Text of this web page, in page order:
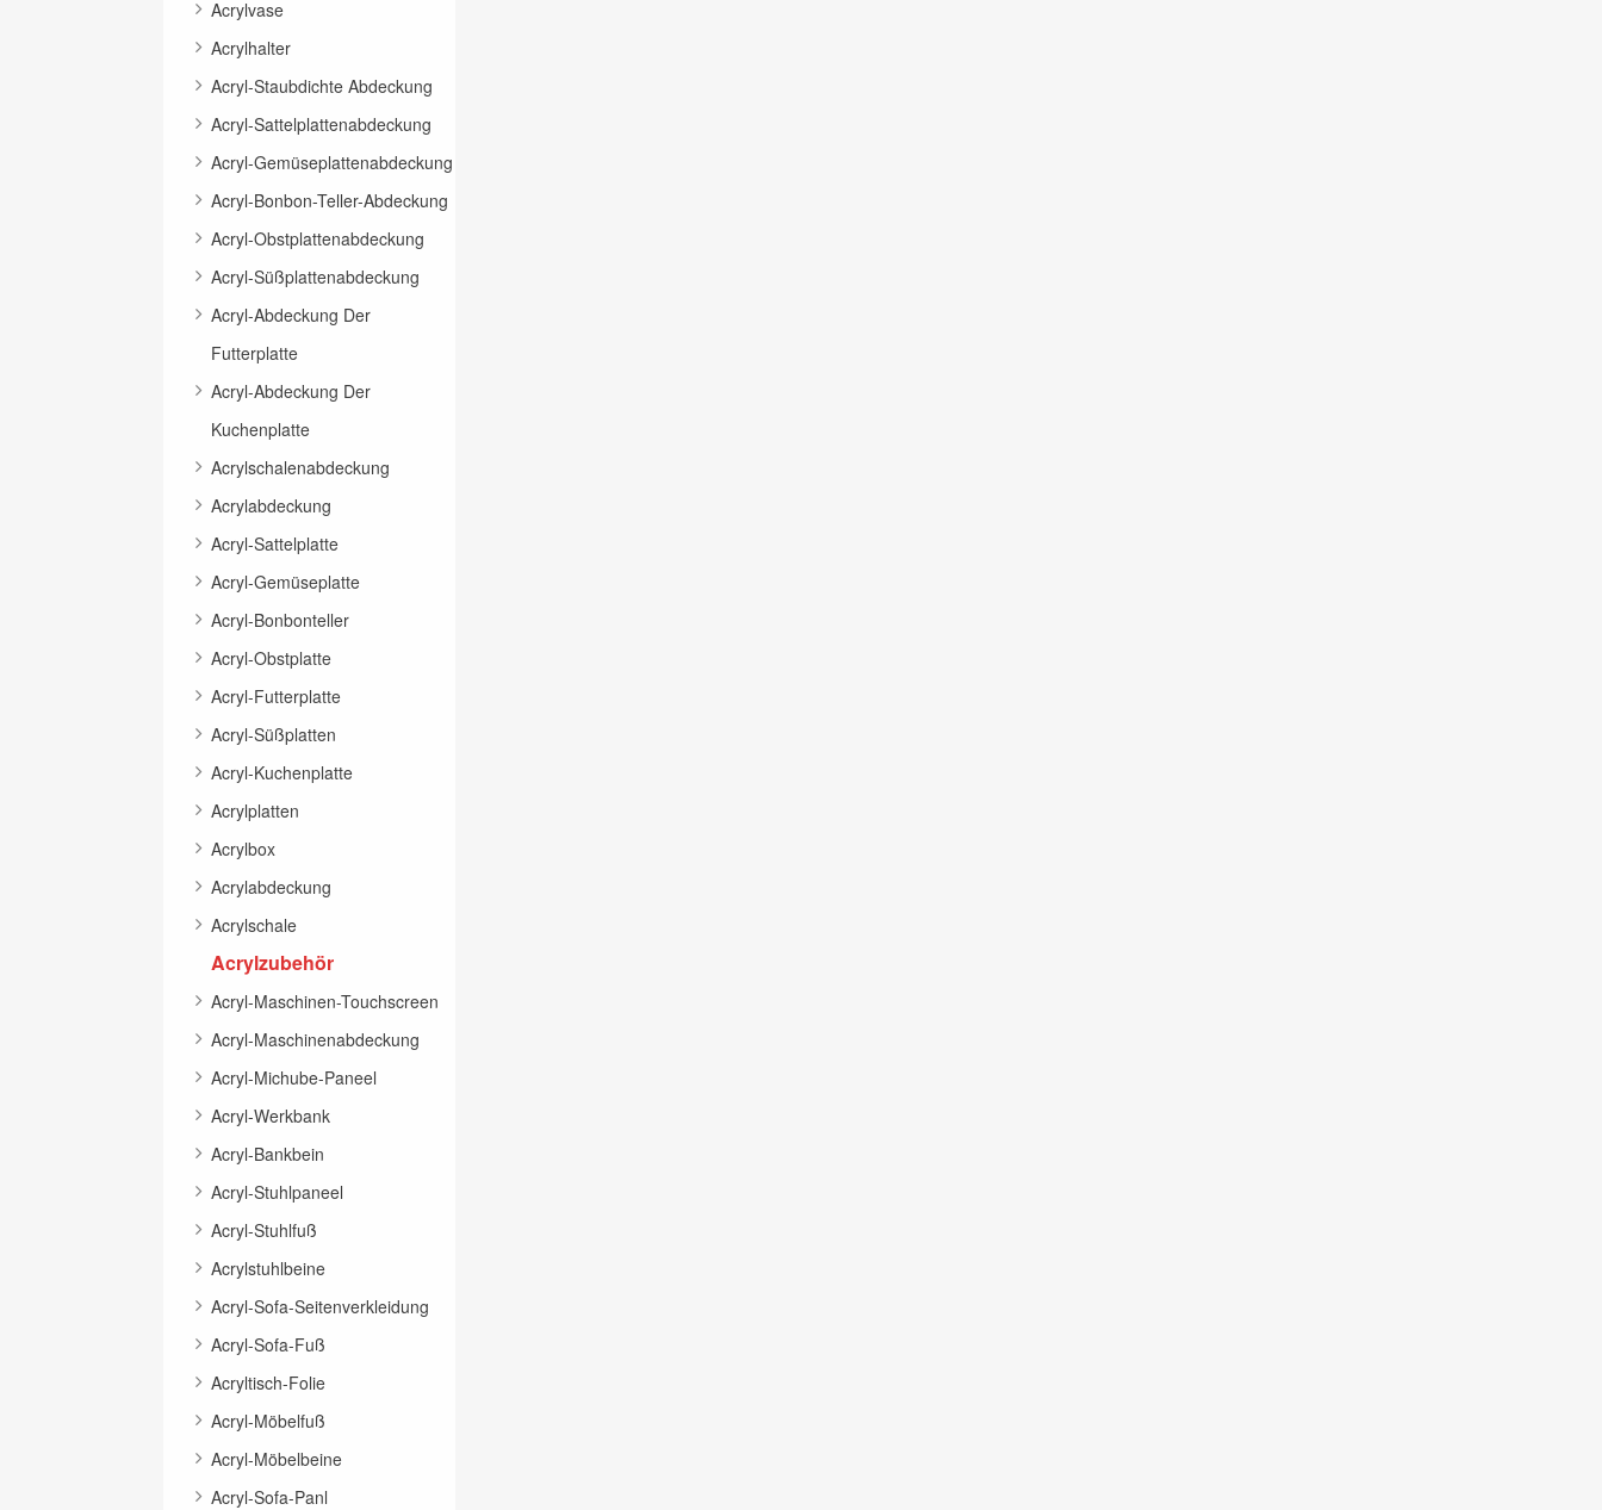
Acrylvase
Acrylhalter
Acryl-Staubdichte Abdeckung
Acryl-Sattelplattenabdeckung
Acryl-Gemüseplattenabdeckung
Acryl-Bonbon-Teller-Abdeckung
Acryl-Obstplattenabdeckung
Acryl-Süßplattenabdeckung
Acryl-Abdeckung Der
Futterplatte
Acryl-Abdeckung Der
Kuchenplatte
Acrylschalenabdeckung
Acrylabdeckung
Acryl-Sattelplatte
Acryl-Gemüseplatte
Acryl-Bonbonteller
Acryl-Obstplatte
Acryl-Futterplatte
Acryl-Süßplatten
Acryl-Kuchenplatte
Acrylplatten
Acrylbox
Acrylabdeckung
Acrylschale
Acrylzubehör
Acryl-Maschinen-Touchscreen
Acryl-Maschinenabdeckung
Acryl-Michube-Paneel
Acryl-Werkbank
Acryl-Bankbein
Acryl-Stuhlpaneel
Acryl-Stuhlfuß
Acrylstuhlbeine
Acryl-Sofa-Seitenverkleidung
Acryl-Sofa-Fuß
Acryltisch-Folie
Acryl-Möbelfuß
Acryl-Möbelbeine
Acryl-Sofa-Panl